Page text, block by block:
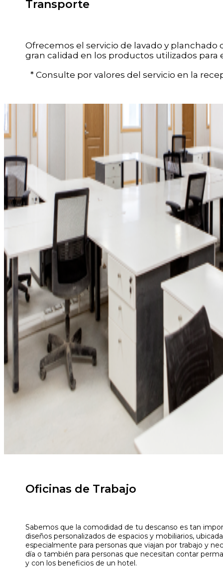
Transporte
Ofrecemos el servicio de lavado y
gran calidad en los productos utilizados para
* Consulte por valores del servicio en la
Oficinas de Trabajo
Sabemos que la comodidad de tu descanso es tan
diseños personalizados de espacios y mobiliarios,
especialmente para personas que viajan por trabajo y
día o también para personas que necesitan contar
y con los beneficios de un hotel.